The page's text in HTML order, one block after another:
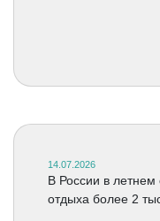
14.07.2026
В России в летнем
отдыха более 2